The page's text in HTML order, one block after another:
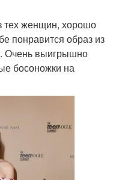
тех женщин, хорошо
понравится образ из
Очень выигрышно
босоножки на